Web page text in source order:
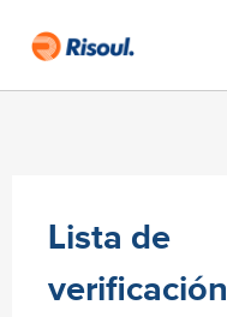
Lista de
verificación